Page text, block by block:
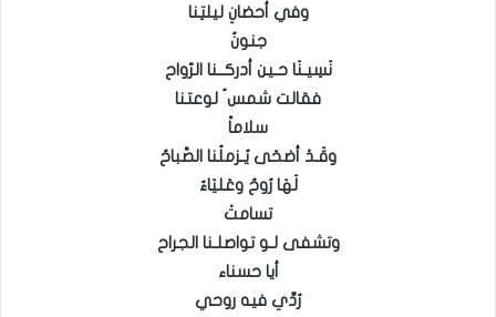
وفي أحضانِ ليلتِنا
جنونٌ
نَسِيـنَا حـين أدركــنا الرّواح
فقالت شمس ُ لوعتنا
سلاماً
وقَـدْ أضحَى يُـزملُنا الصَّباحُ
لَهَا رُوحٌ وعَليَاءٌ
تسامتْ
وتشفى لـو تواصلـنا الجراح
أيا حسناء
رُدِّي فيه روحي